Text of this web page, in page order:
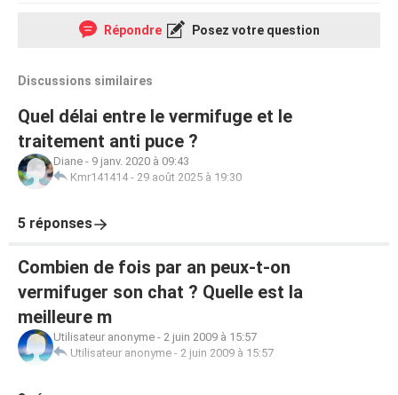
Répondre Posez votre question
Discussions similaires
Quel délai entre le vermifuge et le
traitement anti puce ?
Diane - 9 janv. 2020 à 09:43
Kmr141414- 29 août 2025 à 19:30
5 réponses
Combien de fois par an peux-t-on
vermifuger son chat ? Quelle est la
meilleure m
Utilisateur anonyme - 2 juin 2009 à 15:57
Utilisateur anonyme - 2 juin 2009 à 15:57